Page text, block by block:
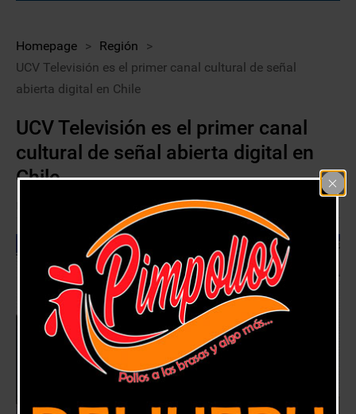
Homepage > Región
>
UCV Televisión es el primer canal cultural de señal
abierta digital en Chile
UCV Televisión es el primer canal
cultural de señal abierta digital en
Chile
Región